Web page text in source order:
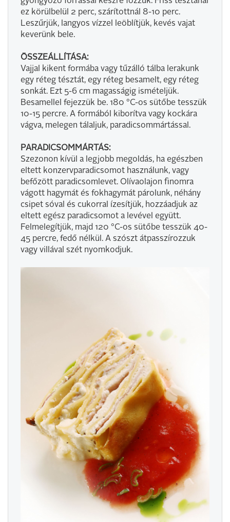
ez körülbelül 2 perc, szárítottnál 8-10 perc.
Leszűrjük, langyos vízzel leöblítjük, kevés vajat
keverünk bele.
ÖSSZEÁLLÍTÁSA:
Vajjal kikent formába vagy tűzálló tálba lerakunk
egy réteg tésztát, egy réteg besamelt, egy réteg
sonkát. Ezt 5-6 cm magasságig ismételjük.
Besamellel fejezzük be. 180 °C-os sütőbe tesszük
10-15 percre. A formából kiborítva vagy kockára
vágva, melegen tálaljuk, paradicsommártással.
PARADICSOMMÁRTÁS:
Szezonon kívül a legjobb megoldás, ha egészben
eltett konzervparadicsomot használunk, vagy
befőzött paradicsomlevet. Olívaolajon finomra
vágott hagymát és fokhagymát párolunk, néhány
csipet sóval és cukorral ízesítjük, hozzáadjuk az
eltett egész paradicsomot a levével együtt.
Felmelegítjük, majd 120 °C-os sütőbe tesszük 40-
45 percre, fedő nélkül. A szószt átpasszírozzuk
vagy villával szét nyomkodjuk.